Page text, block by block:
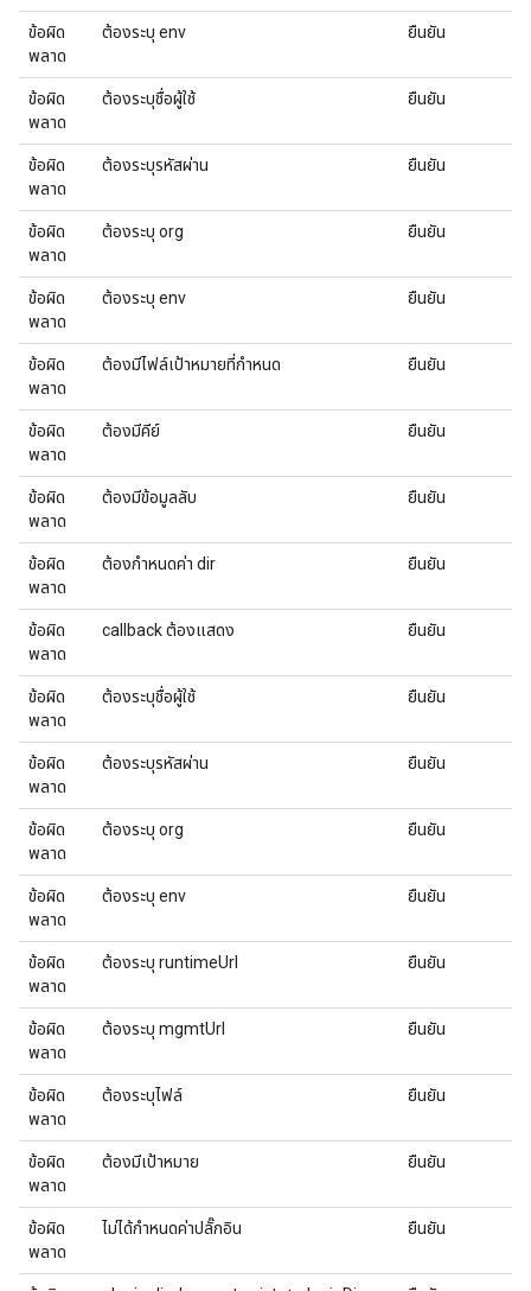
ข้อผิด
พลาด
ต้องระบุ env ยืนยัน
ข้อผิด
พลาด
ต้องระบุชื่อผู้ใช้ ยืนยัน
ข้อผิด
พลาด
ต้องระบุรหัสผ่าน ยืนยัน
ข้อผิด
พลาด
ต้องระบุ org ยืนยัน
ข้อผิด
พลาด
ต้องระบุ env ยืนยัน
ข้อผิด
พลาด
ต้องมีไฟล์เป้าหมายที่กำหนด ยืนยัน
ข้อผิด
พลาด
ต้องมีคีย์ ยืนยัน
ข้อผิด
พลาด
ต้องมีข้อมูลลับ ยืนยัน
ข้อผิด
พลาด
ต้องกําหนดค่า dir ยืนยัน
ข้อผิด
พลาด
callback ต้องแสดง ยืนยัน
ข้อผิด
พลาด
ต้องระบุชื่อผู้ใช้ ยืนยัน
ข้อผิด
พลาด
ต้องระบุรหัสผ่าน ยืนยัน
ข้อผิด
พลาด
ต้องระบุ org ยืนยัน
ข้อผิด
พลาด
ต้องระบุ env ยืนยัน
ข้อผิด
พลาด
ต้องระบุ runtimeUrl ยืนยัน
ข้อผิด
พลาด
ต้องระบุ mgmtUrl ยืนยัน
ข้อผิด
พลาด
ต้องระบุไฟล์ ยืนยัน
ข้อผิด
พลาด
ต้องมีเป้าหมาย ยืนยัน
ข้อผิด
พลาด
ไม่ได้กำหนดค่าปลั๊กอิน ยืนยัน